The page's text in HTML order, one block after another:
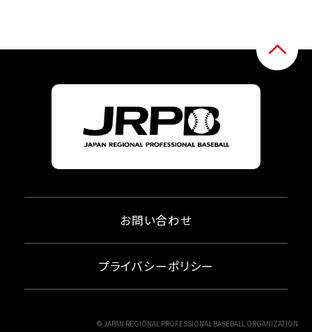
お問い合わせ
プライバシーポリシー
© JAPAN REGIONAL PROFESSIONAL BASEBALL ORGANIZATION